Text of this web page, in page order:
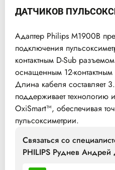
ДАТЧИКОВ
Адаптер Philips M1900B
подключения
контактным D-Sub
оснащенным 12-
Длина кабеля составляет
поддерживает
OxiSmart™, обеспечивая
пульсоксиметрии.
Связаться со
PHILIPS Руднев Андрей